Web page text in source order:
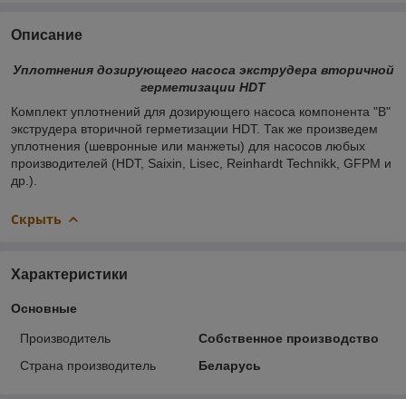
Описание
Уплотнения дозирующего насоса экструдера вторичной
герметизации HDT​
Комплект уплотнений для дозирующего насоса компонента "B"
экструдера вторичной герметизации HDT. Так же произведем
уплотнения (шевронные или манжеты) для насосов любых
производителей (HDT, Saixin, Lisec, Reinhardt Technikk, GFPM и
др.).
Скрыть
Характеристики
Основные
Производитель
Собственное производство
Страна производитель
Беларусь